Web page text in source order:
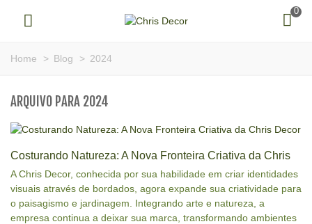
0
Home > Blog > 2024
ARQUIVO PARA 2024
Costurando Natureza: A Nova Fronteira Criativa da Chris
Decor
A Chris Decor, conhecida por sua habilidade em criar identidades
visuais através de bordados, agora expande sua criatividade para
o paisagismo e jardinagem. Integrando arte e natureza, a
empresa continua a deixar sua marca, transformando ambientes